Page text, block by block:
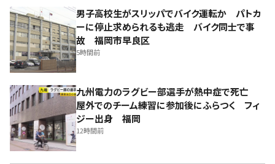
男子高校生がスリッパでバイク運転か パトカ
ーに停止求められるも逃走 バイク同士で事
故 福岡市早良区
5時間前
九州電力のラグビー部選手が熱中症で死亡
屋外でのチーム練習に参加後にふらつく フィ
ジー出身 福岡
12時間前